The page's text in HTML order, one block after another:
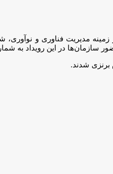
مدیریت فناوری و
سازمان‌ها در این رویداد به
برنزی شدند.